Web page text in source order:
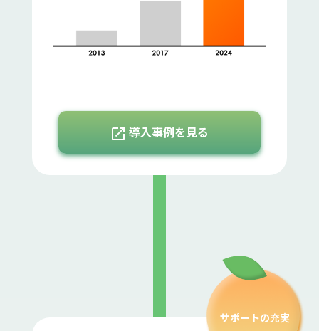
open_in_new 導入事例を見る
サポートの充実